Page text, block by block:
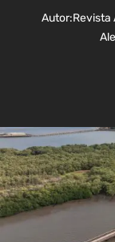
Autor:Revista